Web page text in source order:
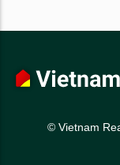
© Vietnam